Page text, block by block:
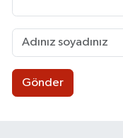
Gönder